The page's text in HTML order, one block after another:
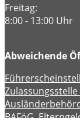
Freitag:
8:00 - 13:00 Uhr
Abweichende